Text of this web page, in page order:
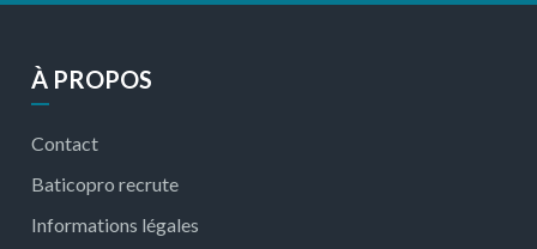
À PROPOS
Contact
Baticopro recrute
Informations légales